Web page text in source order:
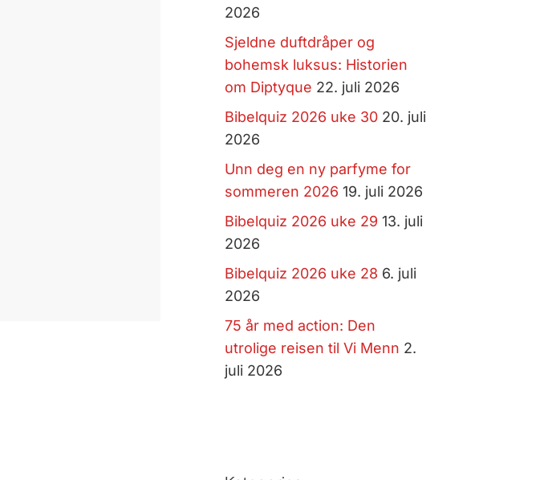
2026
Sjeldne duftdråper og
bohemsk luksus: Historien
om Diptyque 22. juli 2026
Bibelquiz 2026 uke 30 20. juli
2026
Unn deg en ny parfyme for
sommeren 2026 19. juli 2026
Bibelquiz 2026 uke 29 13. juli
2026
Bibelquiz 2026 uke 28 6. juli
2026
75 år med action: Den
utrolige reisen til Vi Menn 2.
juli 2026